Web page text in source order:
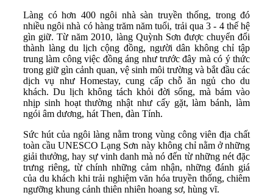
Làng có hơn 400 ngôi nhà sàn truyền thống, trong đó
nhiều ngôi nhà có hàng trăm năm tuổi, trải qua 3 - 4 thế hệ
gìn giữ. Từ năm 2010, làng Quỳnh Sơn được chuyển đổi
thành làng du lịch cộng đồng, người dân không chỉ tập
trung làm công việc đồng áng như trước đây mà có ý thức
trong giữ gìn cảnh quan, vệ sinh môi trường và bắt đầu các
dịch vụ như Homestay, cung cấp chỗ ăn ngủ cho du
khách. Du lịch không tách khỏi đời sống, mà bám vào
nhịp sinh hoạt thường nhật như cấy gặt, làm bánh, làm
ngói âm dương, hát Then, đàn Tính.
Sức hút của ngôi làng nằm trong vùng công viên địa chất
toàn cầu UNESCO Lạng Sơn này không chỉ nằm ở những
giải thưởng, hay sự vinh danh mà nó đến từ những nét đặc
trưng riêng, từ chính những cảm nhận, những đánh giá
của du khách khi trải nghiệm văn hóa truyền thống, chiêm
ngưỡng khung cảnh thiên nhiên hoang sơ, hùng vĩ.